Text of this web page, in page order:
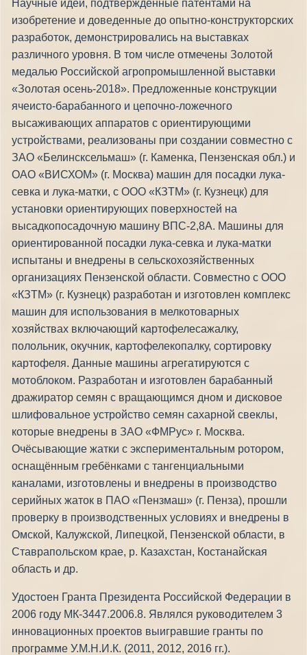
Научные идеи, подтверждённые патентами на
изобретение и доведенные до опытно-конструкторских
разработок, демонстрировались на выставках
различного уровня. В том числе отмечены Золотой
медалью Российской агропромышленной выставки
«Золотая осень-2018». Предложенные конструкции
ячеисто-барабанного и цепочно-ложечного
высаживающих аппаратов с ориентирующими
устройствами, реализованы при создании совместно с
ЗАО «Белинсксельмаш» (г. Каменка, Пензенская обл.) и
ОАО «ВИСХОМ» (г. Москва) машин для посадки лука-
севка и лука-матки, с ООО «КЗТМ» (г. Кузнецк) для
установки ориентирующих поверхностей на
высадкопосадочную машину ВПС-2,8А. Машины для
ориентированной посадки лука-севка и лука-матки
испытаны и внедрены в сельскохозяйственных
организациях Пензенской области. Совместно с ООО
«КЗТМ» (г. Кузнецк) разработан и изготовлен комплекс
машин для использования в мелкотоварных
хозяйствах включающий картофелесажалку,
полольник, окучник, картофелекопалку, сортировку
картофеля. Данные машины агрегатируются с
мотоблоком. Разработан и изготовлен барабанный
дражиратор семян с вращающимся дном и дисковое
шлифовальное устройство семян сахарной свеклы,
которые внедрены в ЗАО «ФМРус» г. Москва.
Очёсывающие жатки с экспериментальным ротором,
оснащённым гребёнками с тангенциальными
каналами, изготовлены и внедрены в производство
серийных жаток в ПАО «Пензмаш» (г. Пенза), прошли
проверку в производственных условиях и внедрены в
Омской, Калужской, Липецкой, Пензенской области, в
Ставрапольском крае, р. Казахстан, Костанайская
область и др.
Удостоен Гранта Президента Российской Федерации в
2006 году МК-3447.2006.8. Являлся руководителем 3
инновационных проектов выигравшие гранты по
программе У.М.Н.И.К. (2011, 2012, 2016 гг.).